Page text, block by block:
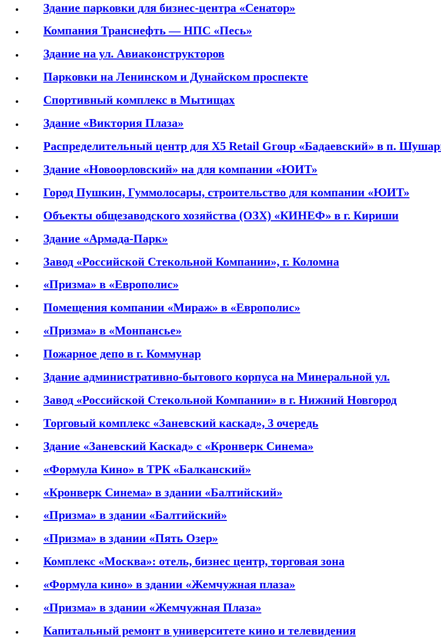
Здание парковки для бизнес-центра «Сенатор»
Компания Транснефть — НПС «Песь»
Здание на ул. Авиаконструкторов
Парковки на Ленинском и Дунайском проспекте
Спортивный комплекс в Мытищах
Здание «Виктория Плаза»
Распределительный центр для X5 Retail Group «Бадаевский» в п.
Здание «Новоорловский» на для компании «ЮИТ»
Город Пушкин, Гуммолосары, строительство для компании «ЮИТ»
Объекты общезаводского хозяйства (ОЗХ) «КИНЕФ» в г. Кириши
Здание «Армада-Парк»
Завод «Российской Стекольной Компании», г. Коломна
«Призма» в «Европолис»
Помещения компании «Мираж» в «Европолис»
«Призма» в «Монпансье»
Пожарное депо в г. Коммунар
Здание административно-бытового корпуса на Минеральной ул.
Завод «Российской Стекольной Компании» в г. Нижний Новгород
Торговый комплекс «Заневский каскад», 3 очередь
Здание «Заневский Каскад» с «Кронверк Синема»
«Формула Кино» в ТРК «Балканский»
«Кронверк Синема» в здании «Балтийский»
«Призма» в здании «Балтийский»
«Призма» в здании «Пять Озер»
Комплекс «Москва»: отель, бизнес центр, торговая зона
«Формула кино» в здании «Жемчужная плаза»
«Призма» в здании «Жемчужная Плаза»
Капитальный ремонт в университете кино и телевидения